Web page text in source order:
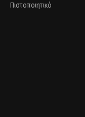
Πιστοποιητικό